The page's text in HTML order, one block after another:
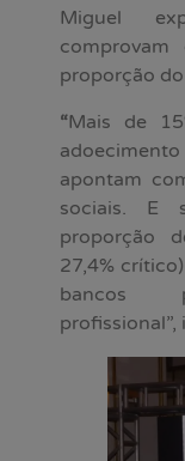
Miguel
comprovam
proporção
“Mais de
apontam
sociais. E
proporção
27,4%
bancos